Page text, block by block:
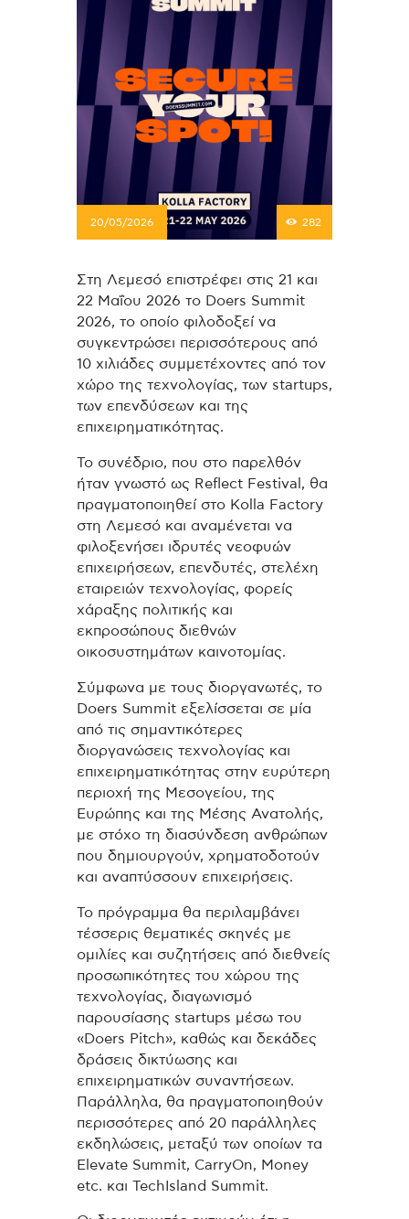
20/05/2026 282
Στη Λεμεσό επιστρέφει στις 21 και
22 Μαΐου 2026 το Doers Summit
2026, το οποίο φιλοδοξεί να
συγκεντρώσει περισσότερους από
10 χιλιάδες συμμετέχοντες από τον
χώρο της τεχνολογίας, των startups,
των επενδύσεων και της
επιχειρηματικότητας.
Το συνέδριο, που στο παρελθόν
ήταν γνωστό ως Reflect Festival, θα
πραγματοποιηθεί στο Kolla Factory
στη Λεμεσό και αναμένεται να
φιλοξενήσει ιδρυτές νεοφυών
επιχειρήσεων, επενδυτές, στελέχη
εταιρειών τεχνολογίας, φορείς
χάραξης πολιτικής και
εκπροσώπους διεθνών
οικοσυστημάτων καινοτομίας.
Σύμφωνα με τους διοργανωτές, το
Doers Summit εξελίσσεται σε μία
από τις σημαντικότερες
διοργανώσεις τεχνολογίας και
επιχειρηματικότητας στην ευρύτερη
περιοχή της Μεσογείου, της
Ευρώπης και της Μέσης Ανατολής,
με στόχο τη διασύνδεση ανθρώπων
που δημιουργούν, χρηματοδοτούν
και αναπτύσσουν επιχειρήσεις.
Το πρόγραμμα θα περιλαμβάνει
τέσσερις θεματικές σκηνές με
ομιλίες και συζητήσεις από διεθνείς
προσωπικότητες του χώρου της
τεχνολογίας, διαγωνισμό
παρουσίασης startups μέσω του
«Doers Pitch», καθώς και δεκάδες
δράσεις δικτύωσης και
επιχειρηματικών συναντήσεων.
Παράλληλα, θα πραγματοποιηθούν
περισσότερες από 20 παράλληλες
εκδηλώσεις, μεταξύ των οποίων τα
Elevate Summit, CarryOn, Money
etc. και TechIsland Summit.